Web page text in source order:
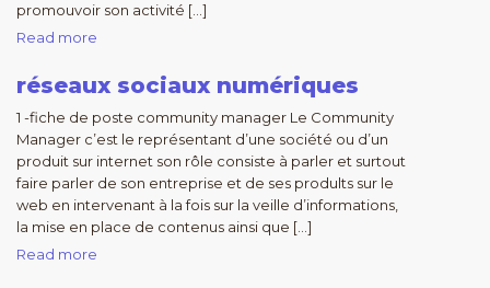
promouvoir son activité […]
Read more
réseaux sociaux numériques
1 -fiche de poste community manager Le Community
Manager c’est le représentant d’une société ou d’un
produit sur internet son rôle consiste à parler et surtout
faire parler de son entreprise et de ses prodults sur le
web en intervenant à la fois sur la veille d’informations,
la mise en place de contenus ainsi que […]
Read more